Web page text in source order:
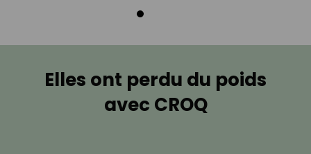
Elles ont perdu du poids
avec CROQ